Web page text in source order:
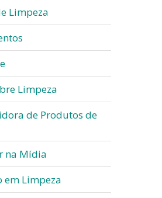
Limpeza
Limpeza
de Produtos de
na Mídia
em Limpeza